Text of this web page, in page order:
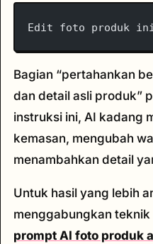
Edit foto produk ini
Bagian “pertahankan
dan detail asli produk”
instruksi ini, AI kadang
kemasan, mengubah
menambahkan detail
Untuk hasil yang lebih
menggabungkan
prompt AI foto produk